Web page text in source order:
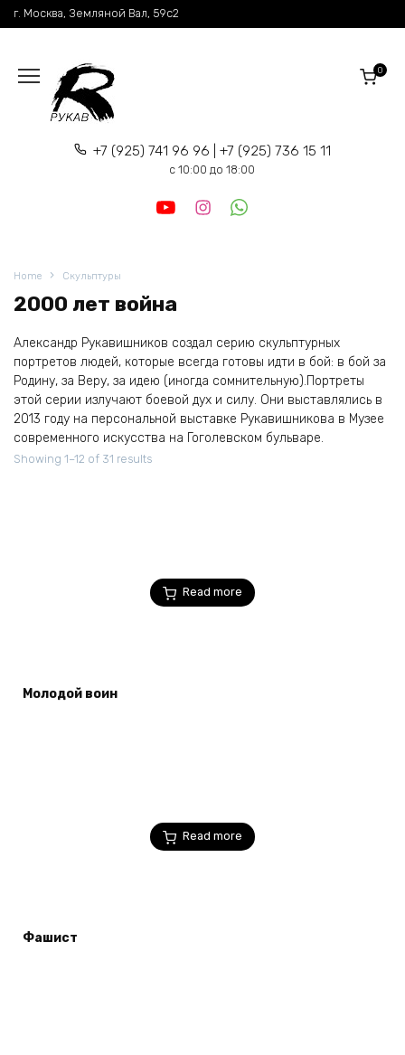
Перейти
к
г. Москва, Земляной Вал, 59c2
+7 (925) 741 96 96 | +7 (925) 736 15 11
c 10:00 до 18:00
0
Home Скульптуры
2000 лет война
Александр Рукавишников создал серию скульптурных
портретов людей, которые всегда готовы идти в бой: в бой за
Родину, за Веру, за идею (иногда сомнительную).Портреты
этой серии излучают боевой дух и силу. Они выставлялись в
2013 году на персональной выставке Рукавишникова в Музее
современного искусства на Гоголевском бульваре.
Showing 1–12 of 31 results
Read more
Молодой воин
Read more
Фашист